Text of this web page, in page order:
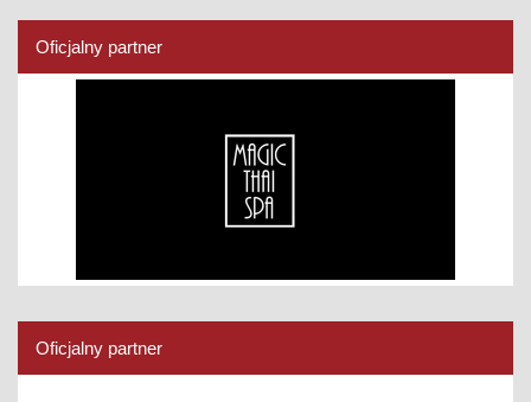
Oficjalny partner
Oficjalny partner